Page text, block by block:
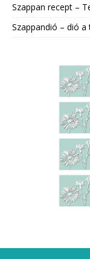
Szappan recept –
Szappandió – dió